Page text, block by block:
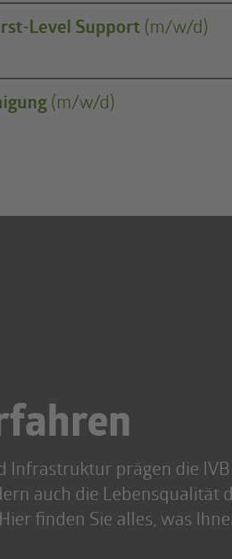
Level Support (m/w/d)
(m/w/d)
Infrastruktur prägen die
auch die Lebensqualität
finden Sie alles, was